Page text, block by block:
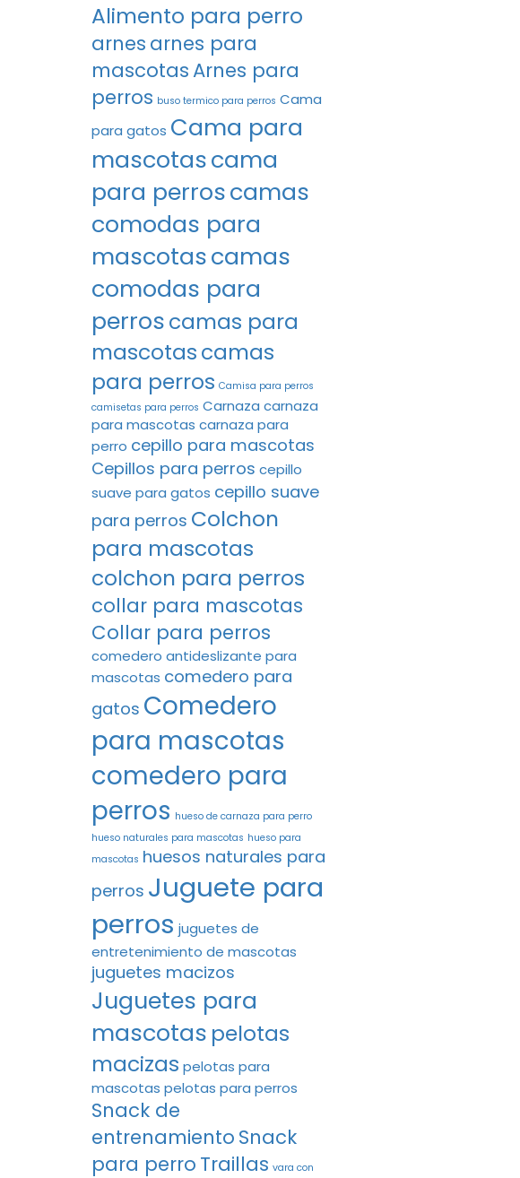
Alimento para perro
arnes arnes para
mascotasArnes para
perros buso termico para perros Cama
para gatos Cama para
mascotascama
para perroscamas
comodas para
mascotascamas
comodas para
perroscamas para
mascotascamas
para perros Camisa para perros
camisetas para perros Carnaza carnaza
para mascotas carnaza para
perro cepillo para mascotas
Cepillos para perros cepillo
suave para gatos cepillo suave
para perros Colchon
para mascotas
colchon para perros
collar para mascotas
Collar para perros
comedero antideslizante para
mascotas comedero para
gatos Comedero
para mascotas
comedero para
perros hueso de carnaza para perro
hueso naturales para mascotas hueso para
mascotas huesos naturales para
perros Juguete para
perros juguetes de
entretenimiento de mascotas
juguetes macizos
Juguetes para
mascotas pelotas
macizas pelotas para
mascotas pelotas para perros
Snack de
entrenamiento Snack
para perro Traillas vara con